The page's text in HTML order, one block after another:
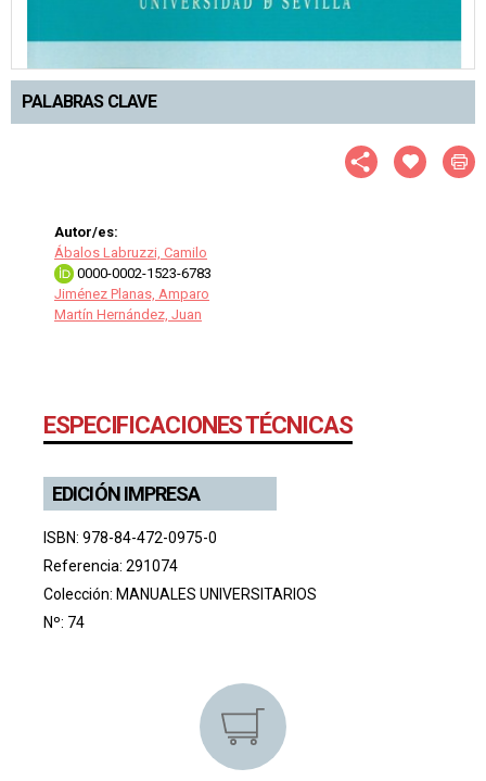
PALABRAS CLAVE
Autor/es:
Ábalos Labruzzi, Camilo
0000-0002-1523-6783
Jiménez Planas, Amparo
Martín Hernández, Juan
ESPECIFICACIONES TÉCNICAS
EDICIÓN IMPRESA
ISBN: 978-84-472-0975-0
Referencia: 291074
Colección: MANUALES UNIVERSITARIOS
Nº: 74